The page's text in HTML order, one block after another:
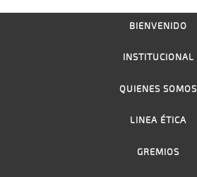
BIENVENIDO
INSTITUCIONAL
QUIENES SOMOS
LINEA ÉTICA
GREMIOS